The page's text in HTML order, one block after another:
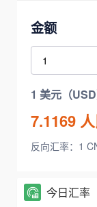
金额
1 美元（
7.1169
反向汇率：1
今日汇率